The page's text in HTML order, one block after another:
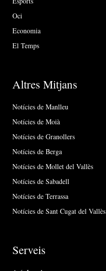
Oci
Economia
El Temps
Altres Mitjans
Notícies de Manlleu
Notícies de Moià
Notícies de Granollers
Notícies de Berga
Notícies de Mollet del Vallès
Notícies de Sabadell
Notícies de Terrassa
Notícies de Sant Cugat del Vallès
Serveis